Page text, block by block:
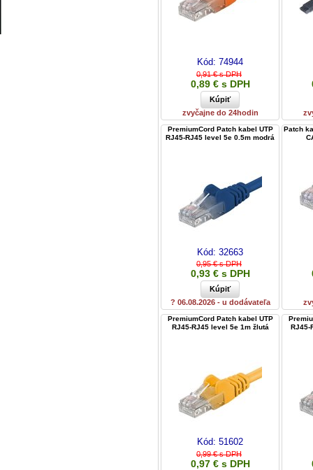
Kód: 74944
0,91 € s DPH
0,89 € s DPH
zvyčajne do 24hodin
PremiumCord Patch kabel UTP
RJ45-RJ45 level 5e 0.5m modrá
Kód: 32663
0,95 € s DPH
0,93 € s DPH
? 06.08.2026 - u dodávateľa
Patch
PremiumCord Patch kabel UTP
RJ45-RJ45 level 5e 1m žlutá
Kód: 51602
0,99 € s DPH
0,97 € s DPH
RJ45-